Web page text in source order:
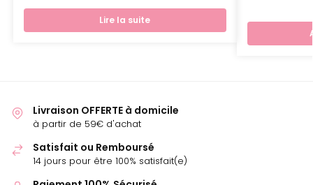
Lire la suite
Livraison OFFERTE à domicile
à partir de 59€ d'achat
Satisfait ou Remboursé
14 jours pour être 100% satisfait(e)